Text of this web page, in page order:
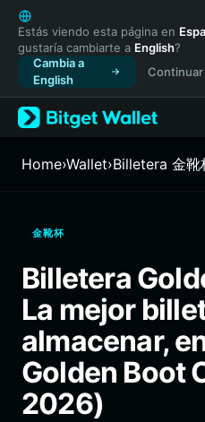
English
日本語
Tiếng Việt
Русский
Español (Latinoamérica)
Türkçe
Français
繁體中文
Bahasa Indonesia
ภาษาไทย
Español
Português (Brasil)
Español (Argentina)
Estás viendo esta página en
gustaría cambiarte a English?
Cambia a
English
Continuar
Home›Wallet›Billetera 金靴
金靴杯
Billetera
La mejor
almacenar,
Golden Boot
2026)